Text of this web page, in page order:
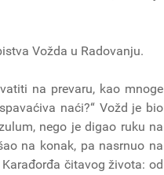
Vožda u Radovanju.
na prevaru, kao mnoge
naći?“ Vožd je bio
nego je digao ruku na
na konak, pa nasrnuo na
čitavog života: od